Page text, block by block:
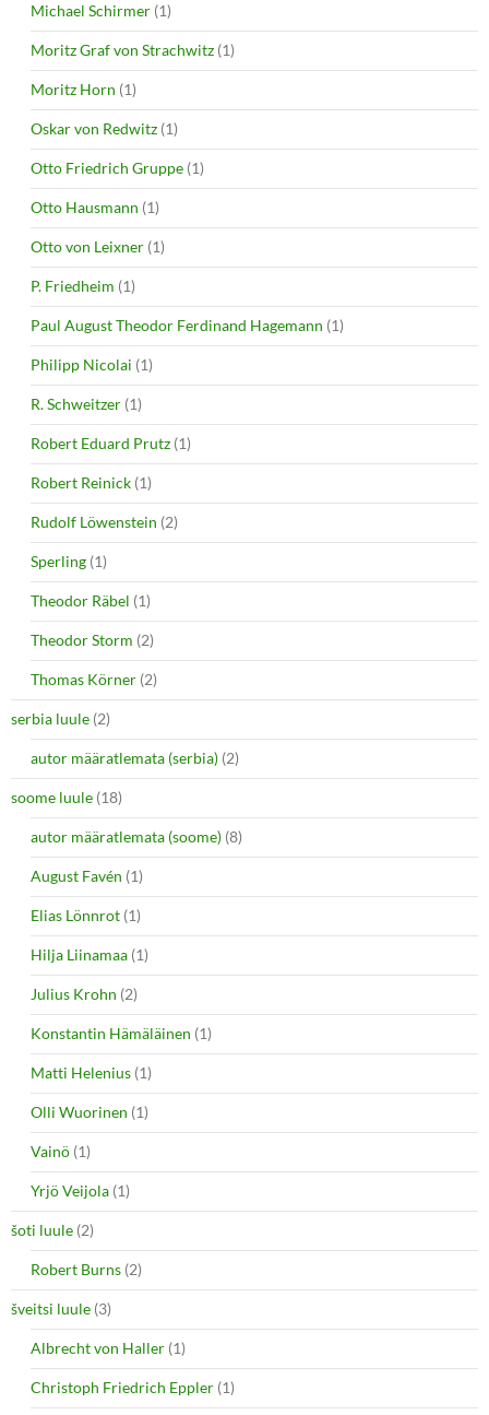
Michael Schirmer (1)
Moritz Graf von Strachwitz (1)
Moritz Horn (1)
Oskar von Redwitz (1)
Otto Friedrich Gruppe (1)
Otto Hausmann (1)
Otto von Leixner (1)
P. Friedheim (1)
Paul August Theodor Ferdinand Hagemann (1)
Philipp Nicolai (1)
R. Schweitzer (1)
Robert Eduard Prutz (1)
Robert Reinick (1)
Rudolf Löwenstein (2)
Sperling (1)
Theodor Räbel (1)
Theodor Storm (2)
Thomas Körner (2)
serbia luule (2)
autor määratlemata (serbia) (2)
soome luule (18)
autor määratlemata (soome) (8)
August Favén (1)
Elias Lönnrot (1)
Hilja Liinamaa (1)
Julius Krohn (2)
Konstantin Hämäläinen (1)
Matti Helenius (1)
Olli Wuorinen (1)
Vainö (1)
Yrjö Veijola (1)
šoti luule (2)
Robert Burns (2)
šveitsi luule (3)
Albrecht von Haller (1)
Christoph Friedrich Eppler (1)